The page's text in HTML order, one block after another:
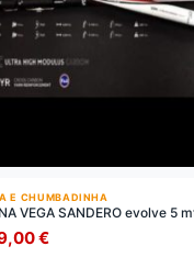
E CHUMBADINHA
VEGA SANDERO evolve 5
€